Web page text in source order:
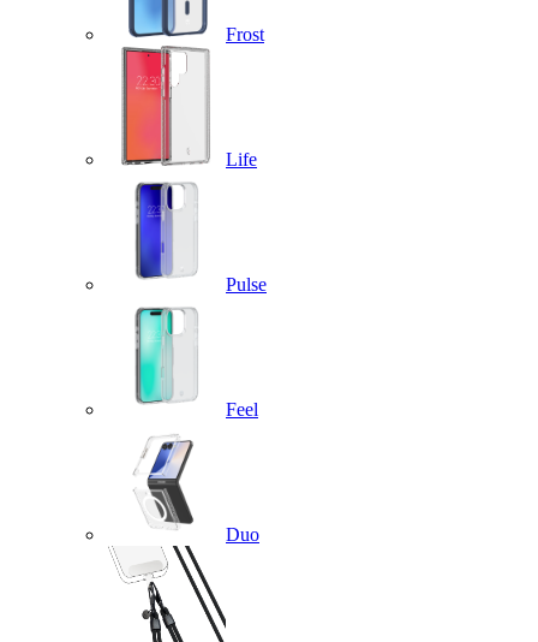
Frost
Life
Pulse
Feel
Duo